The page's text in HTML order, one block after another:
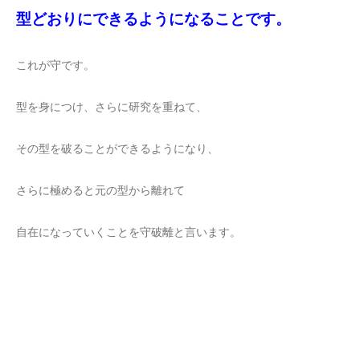
型どおりにできるようになることです。
これが守です。
型を身につけ、さらに研究を重ねて、
その型を破ることができるようになり、
さらに極めると元の型から離れて
自在になっていくことを守破離と言います。